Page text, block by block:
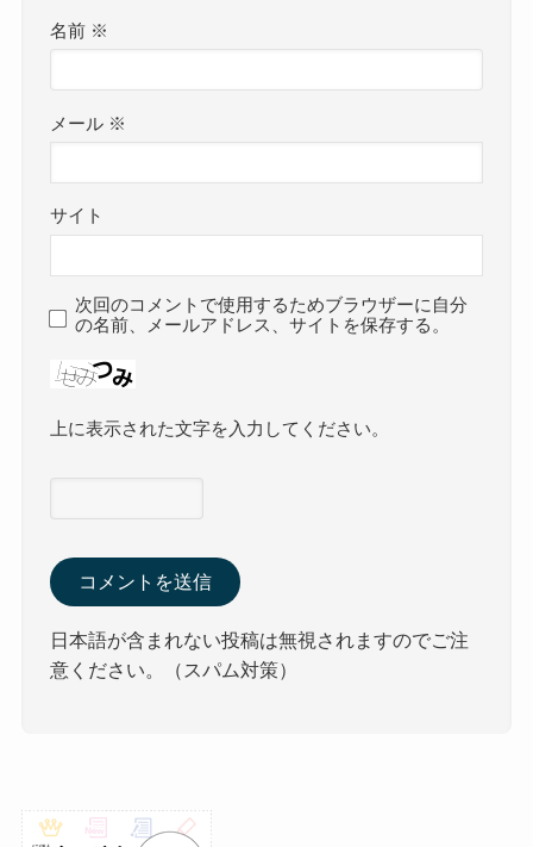
名前 ※
メール ※
サイト
次回のコメントで使用するためブラウザーに自分
の名前、メールアドレス、サイトを保存する。
上に表示された文字を入力してください。
日本語が含まれない投稿は無視されますのでご注
意ください。（スパム対策）